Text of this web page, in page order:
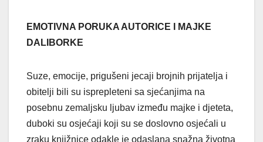
EMOTIVNA PORUKA AUTORICE I MAJKE
DALIBORKE
Suze, emocije, prigušeni jecaji brojnih prijatelja i
obitelji bili su isprepleteni sa sjećanjima na
posebnu zemaljsku ljubav između majke i djeteta,
duboki su osjećaji koji su se doslovno osjećali u
zraku knjižnice odakle je odaslana snažna životna